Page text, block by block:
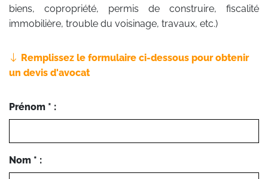
biens, copropriété, permis de construire, fiscalité
immobilière, trouble du voisinage, travaux, etc.)
Remplissez le formulaire ci-dessous pour obtenir
un devis d'avocat
Prénom * :
Nom * :